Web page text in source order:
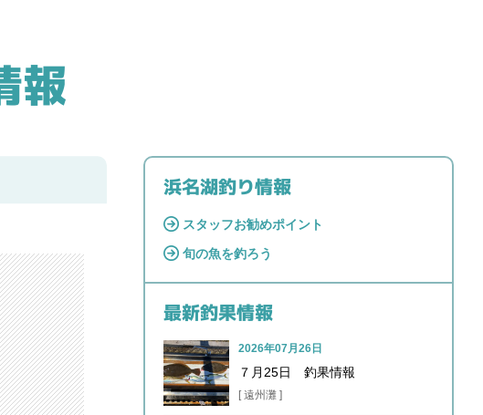
報
浜名湖釣り情報
スタッフお勧めポイント
旬の魚を釣ろう
最新釣果情報
2026年07月26日
７月25日 釣果情報
[ 遠州灘 ]